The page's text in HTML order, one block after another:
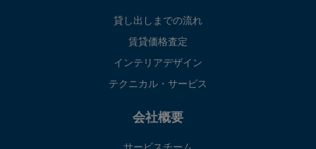
貸し出しまでの流れ
賃貸価格査定
インテリアデザイン
テクニカル・サービス
会社概要